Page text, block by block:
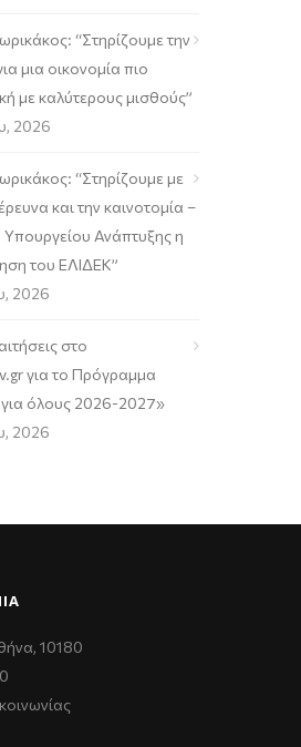
“Στηρίζουμε την
μια οικονομία πιο
με καλύτερους μισθούς”
2026
“Στηρίζουμε με
και την καινοτομία –
Ανάπτυξης η
του ΕΛΙΔΕΚ”
2026
στο
για το Πρόγραμμα
όλους 2026-2027»
2026
10180